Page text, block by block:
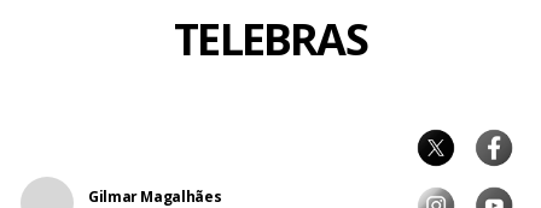
TELEBRAS
Gilmar Magalhães